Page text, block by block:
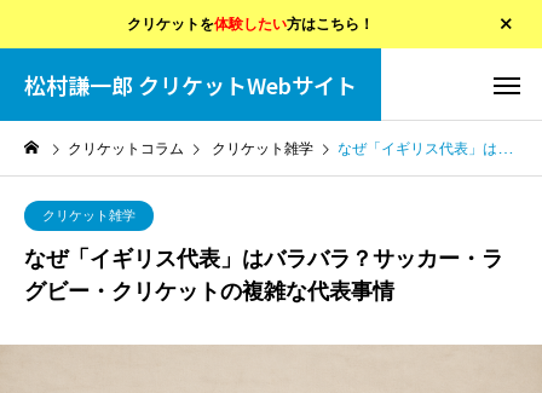
クリケットを体験したい方はこちら！
松村謙一郎 クリケットWebサイト
クリケットコラム クリケット雑学 なぜ「イギリス代表」はバラバラ？サッカー・ラグビー・クリケットの複雑な代表事情
クリケット雑学
なぜ「イギリス代表」はバラバラ？サッカー・ラ
グビー・クリケットの複雑な代表事情